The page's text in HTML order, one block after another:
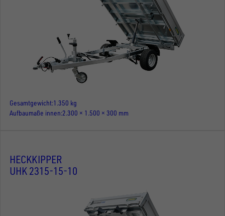
Gesamtgewicht 1.350 kg
Aufbaumaße innen 2.300 × 1.500 × 300 mm
HECKKIPPER
UHK 2315-15-10